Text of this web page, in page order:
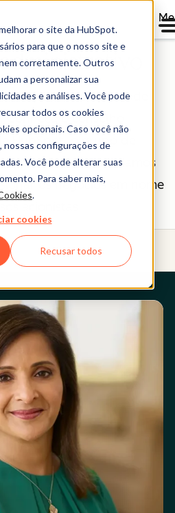
o site da HubSpot.
para que o nosso site e
corretamente. Outros
a personalizar sua
e análises. Você pode
todos os cookies
opcionais. Caso você não
nossas configurações de
Você pode alterar suas
Para saber mais,
.
cookies
Recusar todos
é uma empresa de
o conselho
HubSpot, o grupo de
ajudamos
os negócios em nome